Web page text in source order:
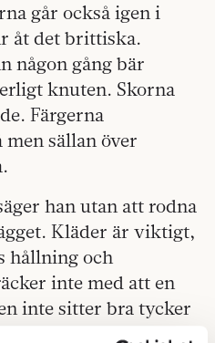
går också igen i
åt det brittiska.
någon gång bär
knuten. Skorna
Färgerna
sällan över
han utan att rodna
Kläder är viktigt,
hållning och
inte med att en
inte sitter bra tycker
påverkar ens